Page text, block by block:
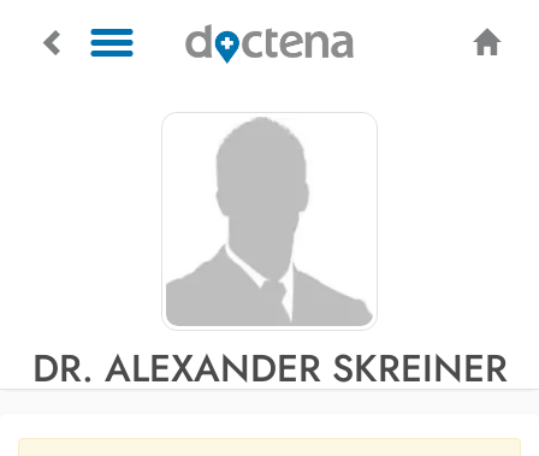
DR. ALEXANDER SKREINER